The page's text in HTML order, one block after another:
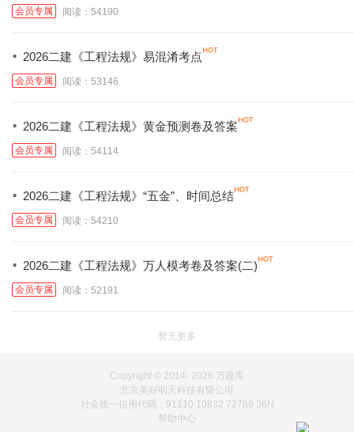
会员专属 阅读：54190
· 2026二建《工程法规》易混淆考点
会员专属 阅读：53146
· 2026二建《工程法规》黄金预测卷及答案
会员专属 阅读：54114
· 2026二建《工程法规》“五金”、时间总结
会员专属 阅读：54210
· 2026二建《工程法规》万人模考卷及答案(二)
会员专属 阅读：52191
暂无更多
Copyright © 2014- 2026 万题库
北京美好明天科技有限公司
社会统一信用代码：91110 10832 72789 36N
帮助中心